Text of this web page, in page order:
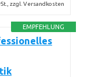
zzgl. Versandkosten
EMPFEHLUNG